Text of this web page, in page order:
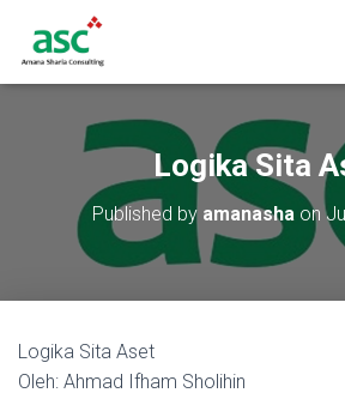
Logika Sita
Published by amanasha on
Logika Sita Aset
Oleh: Ahmad Ifham Sholihin